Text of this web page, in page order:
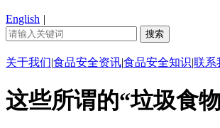
English |
关于我们|食品安全资讯|食品安全知识|联系
这些所谓的“垃圾食